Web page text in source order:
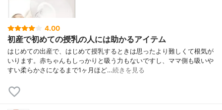
4.00
初産で初めての授乳の人には助かるアイテム
はじめての出産で、はじめて授乳するときは思ったより難しくて根気が
いります。赤ちゃんもしっかりと吸う力もないですし、ママ側も吸いや
すい柔らかさになるまで1ヶ月ほど…続きを見る